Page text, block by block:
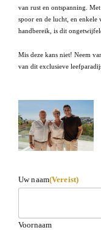
van rust en ontspanning.
spoor en de lucht, en enkele
handbereik, is dit
Mis deze kans niet! Neem
van dit exclusieve
Uw naam(Vereist)
Voornaam